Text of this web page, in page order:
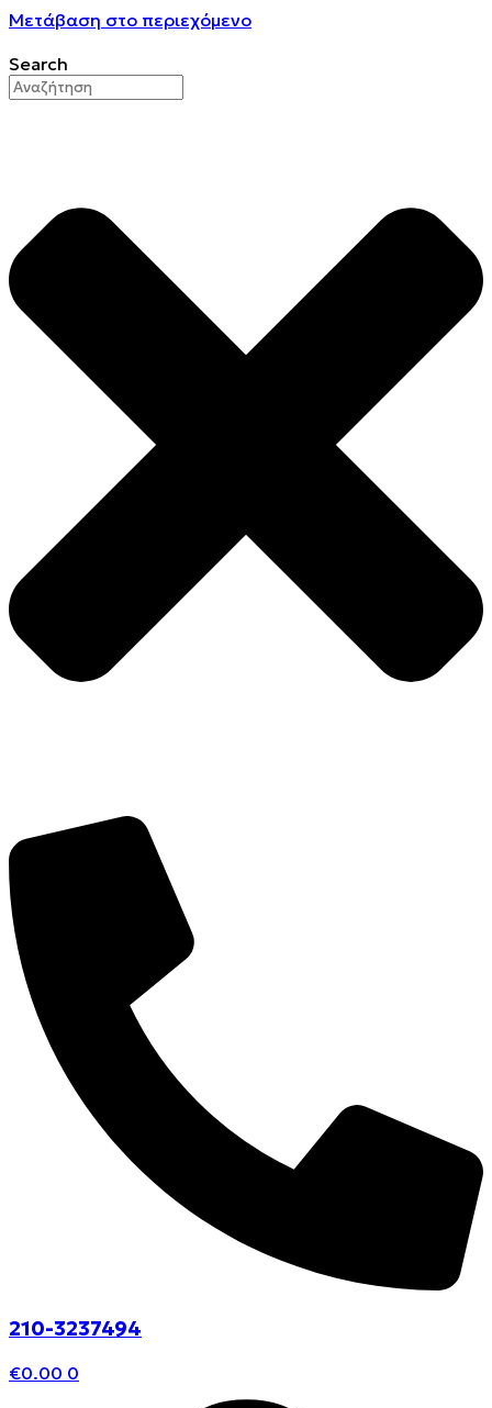
Μετάβαση στο περιεχόμενο
Search
210-3237494
€0.00 0